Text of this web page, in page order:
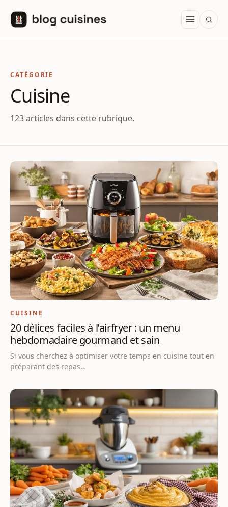
CATÉGORIE
Cuisine
123 articles dans cette rubrique.
CUISINE
20 délices faciles à l’airfryer : un menu
hebdomadaire gourmand et sain
Si vous cherchez à optimiser votre temps en cuisine tout en
préparant des repas…